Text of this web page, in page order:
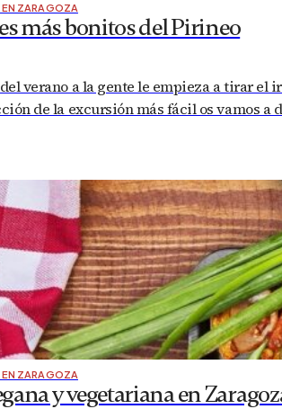
EN ZARAGOZA
más bonitos del Pirineo
verano a la gente le empieza a tirar el
de la excursión más fácil os vamos a
EN ZARAGOZA
y vegetariana en